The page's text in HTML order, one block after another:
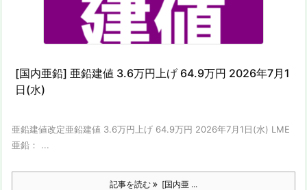
[国内亜鉛] 亜鉛建値 3.6万円上げ 64.9万円 2026年7月1
日(水)
亜鉛建値改定亜鉛建値 3.6万円上げ 64.9万円 2026年7月1日(水) LME
亜鉛： ...
記事を読む [国内亜 ...